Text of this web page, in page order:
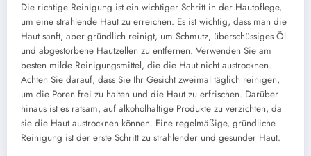
Die richtige Reinigung ist ein wichtiger Schritt in der Hautpflege,
um eine strahlende Haut zu erreichen. Es ist wichtig, dass man die
Haut sanft, aber gründlich reinigt, um Schmutz, überschüssiges Öl
und abgestorbene Hautzellen zu entfernen. Verwenden Sie am
besten milde Reinigungsmittel, die die Haut nicht austrocknen.
Achten Sie darauf, dass Sie Ihr Gesicht zweimal täglich reinigen,
um die Poren frei zu halten und die Haut zu erfrischen. Darüber
hinaus ist es ratsam, auf alkoholhaltige Produkte zu verzichten, da
sie die Haut austrocknen können. Eine regelmäßige, gründliche
Reinigung ist der erste Schritt zu strahlender und gesunder Haut.